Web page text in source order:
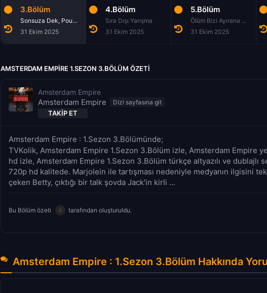
3.Bölüm
Sonsuza Dek, Pour Toujours
31 Ekim 2025
4.Bölüm
Sıra Dışı Yarışma
31 Ekim 2025
5.Bölüm
Ölüm Bizi Ayırana Dek
31 Ekim 2025
AMSTERDAM EMPIRE 1.SEZON 3.BÖLÜM ÖZETI
Amsterdam Empire
Amsterdam Empire
TAKIP ET
Amsterdam Empire : 1.Sezon 3.Bölümünde;
TVKolik, Amsterdam Empire 1.Sezon 3.Bölüm izle, Amsterdam Empire
hd izle, Amsterdam Empire 1.Sezon 3.Bölüm türkçe altyazılı ve dublajlı
720p hd kalitede. Marjolein ile tartışması nedeniyle medyanın ilgisini
çeken Betty, çıktığı bir talk şovda Jack'in kirli ...
Bu Bölüm özeti tarafından oluşturuldu.
Amsterdam Empire : 1.Sezon 3.Bölüm Hakkında